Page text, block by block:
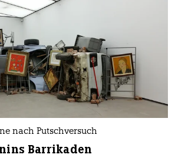
nach Putschversuch
Barrikaden